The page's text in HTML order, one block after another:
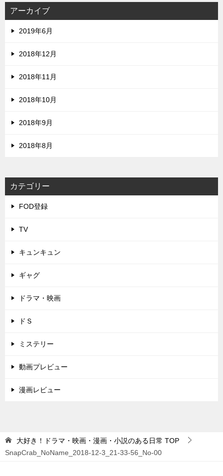
アーカイブ
2019年6月
2018年12月
2018年11月
2018年10月
2018年9月
2018年8月
カテゴリー
FOD登録
TV
キュンキュン
ギャグ
ドラマ・映画
ドＳ
ミステリー
動画プレビュー
漫画レビュー
大好き！ドラマ・映画・漫画・小説のある日常 TOP
SnapCrab_NoName_2018-12-3_21-33-56_No-00